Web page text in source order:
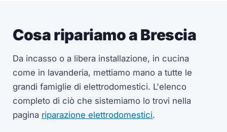
Cosa ripariamo a Brescia
Da incasso o a libera installazione, in cucina
come in lavanderia, mettiamo mano a tutte le
grandi famiglie di elettrodomestici. L'elenco
completo di ciò che sistemiamo lo trovi nella
pagina riparazione elettrodomestici.